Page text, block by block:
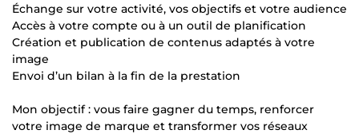
Échange sur votre activité, vos objectifs et votre audience
Accès à votre compte ou à un outil de planification
Création et publication de contenus adaptés à votre
image
Envoi d’un bilan à la fin de la prestation
Mon objectif : vous faire gagner du temps, renforcer
votre image de marque et transformer vos réseaux